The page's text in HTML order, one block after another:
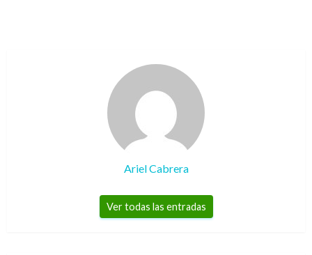
Ariel Cabrera
Ver todas las entradas